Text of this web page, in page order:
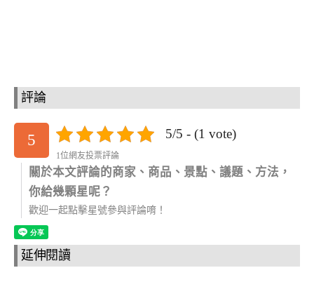
評論
5 5/5 - (1 vote)
1位網友投票評論
關於本文評論的商家、商品、景點、議題、方法，
你給幾顆星呢？
歡迎一起點擊星號參與評論唷！
延伸閱讀